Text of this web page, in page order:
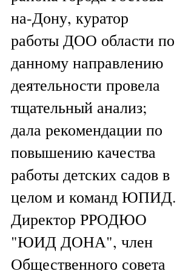
на-Дону, куратор
работы ДОО области по
данному направлению
деятельности провела
тщательный анализ;
дала рекомендации по
повышению качества
работы детских садов в
целом и команд ЮПИД.
Директор РРОДЮО
"ЮИД ДОНА", член
Общественного совета